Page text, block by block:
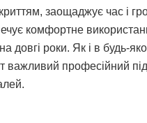
заощаджує час і
комфортне
довгі роки. Як і в будь-
важливий професійний